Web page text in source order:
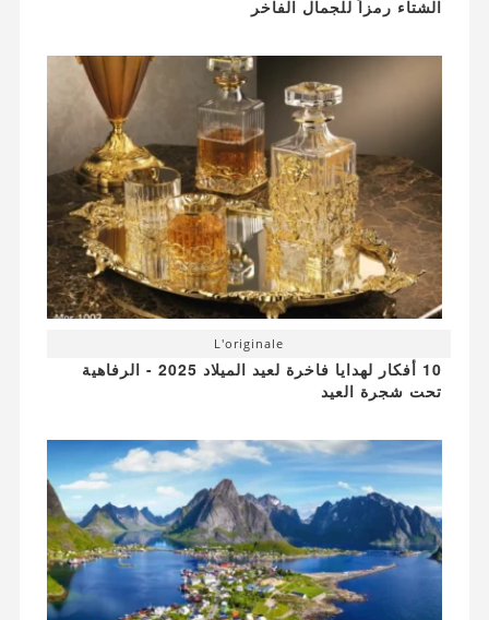
الشتاء رمزاً للجمال الفاخر
L'originale
10 أفكار لهدايا فاخرة لعيد الميلاد 2025 - الرفاهية
تحت شجرة العيد